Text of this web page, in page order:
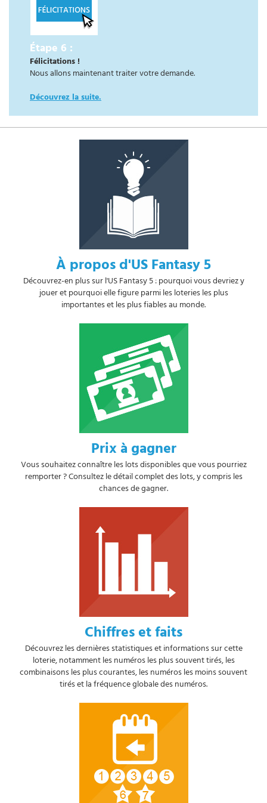
Étape 6 :
Félicitations !
Nous allons maintenant traiter votre demande.
Découvrez la suite.
À propos d'US Fantasy 5
Découvrez-en plus sur l'US Fantasy 5 : pourquoi vous devriez y
jouer et pourquoi elle figure parmi les loteries les plus
importantes et les plus fiables au monde.
Prix à gagner
Vous souhaitez connaître les lots disponibles que vous pourriez
remporter ? Consultez le détail complet des lots, y compris les
chances de gagner.
Chiffres et faits
Découvrez les dernières statistiques et informations sur cette
loterie, notamment les numéros les plus souvent tirés, les
combinaisons les plus courantes, les numéros les moins souvent
tirés et la fréquence globale des numéros.